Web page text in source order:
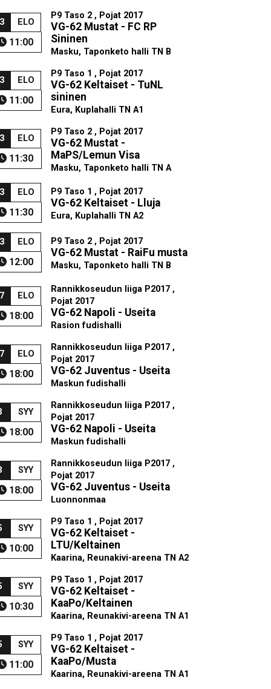
ELO
11:00
P9 Taso 2 , Pojat 2017
VG-62 Mustat - FC RP
Sininen
Masku, Taponketo halli TN B
ELO
11:00
P9 Taso 1 , Pojat 2017
VG-62 Keltaiset - TuNL
sininen
Eura, Kuplahalli TN A1
ELO
11:30
P9 Taso 2 , Pojat 2017
VG-62 Mustat -
MaPS/Lemun Visa
Masku, Taponketo halli TN A
ELO
11:30
P9 Taso 1 , Pojat 2017
VG-62 Keltaiset - Lluja
Eura, Kuplahalli TN A2
ELO
12:00
P9 Taso 2 , Pojat 2017
VG-62 Mustat - RaiFu musta
Masku, Taponketo halli TN B
ELO
18:00
Rannikkoseudun liiga P2017 ,
Pojat 2017
VG-62 Napoli - Useita
Rasion fudishalli
ELO
18:00
Rannikkoseudun liiga P2017 ,
Pojat 2017
VG-62 Juventus - Useita
Maskun fudishalli
SYY
18:00
Rannikkoseudun liiga P2017 ,
Pojat 2017
VG-62 Napoli - Useita
Maskun fudishalli
SYY
18:00
Rannikkoseudun liiga P2017 ,
Pojat 2017
VG-62 Juventus - Useita
Luonnonmaa
SYY
10:00
P9 Taso 1 , Pojat 2017
VG-62 Keltaiset -
LTU/Keltainen
Kaarina, Reunakivi-areena TN A2
SYY
10:30
P9 Taso 1 , Pojat 2017
VG-62 Keltaiset -
KaaPo/Keltainen
Kaarina, Reunakivi-areena TN A1
SYY
11:00
P9 Taso 1 , Pojat 2017
VG-62 Keltaiset -
KaaPo/Musta
Kaarina, Reunakivi-areena TN A1